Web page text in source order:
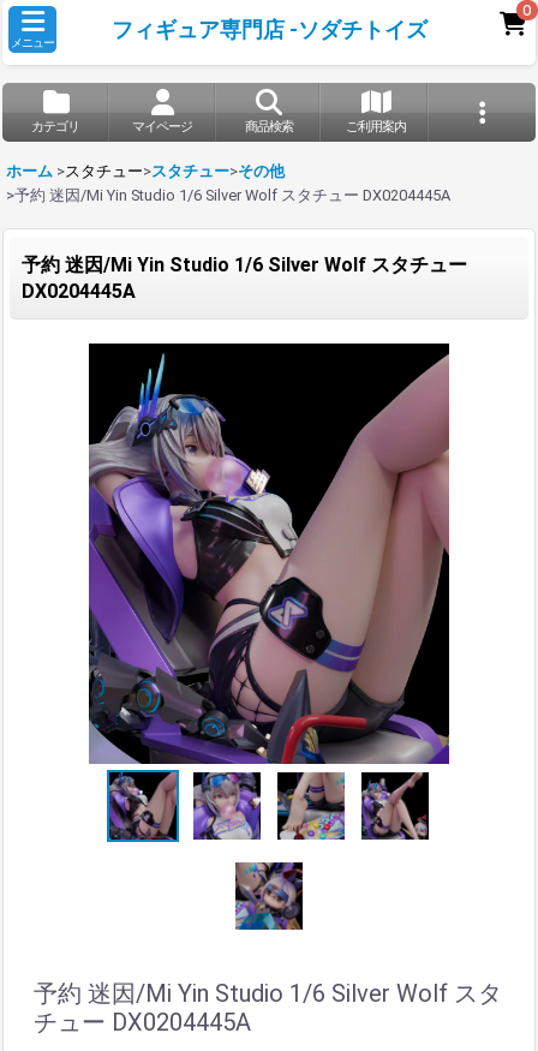
メニュー
フィギュア専門店 -ソダチトイズ
0
カテゴリ マイページ 商品検索 ご利用案内
ホーム >スタチュー>スタチュー>その他
>予約 迷因/Mi Yin Studio 1/6 Silver Wolf スタチュー DX0204445A
予約 迷因/Mi Yin Studio 1/6 Silver Wolf スタチュー
DX0204445A
予約 迷因/Mi Yin Studio 1/6 Silver Wolf スタ
チュー DX0204445A